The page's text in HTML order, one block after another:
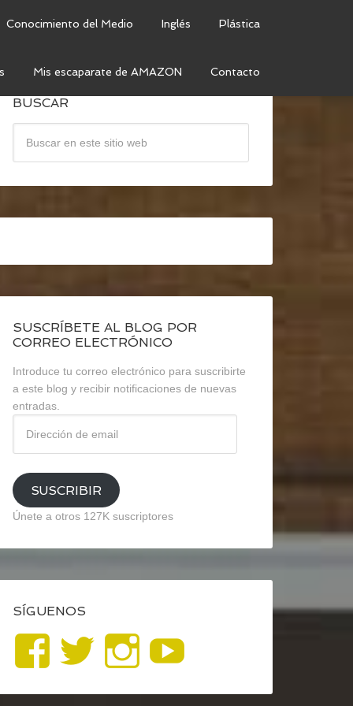
Conocimiento del Medio Inglés Plástica
Mis escaparate de AMAZON Contacto
BUSCAR
SUSCRÍBETE AL BLOG POR
CORREO ELECTRÓNICO
Introduce tu correo electrónico para suscribirte
a este blog y recibir notificaciones de nuevas
entradas.
email
SUSCRIBIR
Únete a otros 127K suscriptores
SÍGUENOS
Ver
perfil
Ver
perfil
Ver
perfil